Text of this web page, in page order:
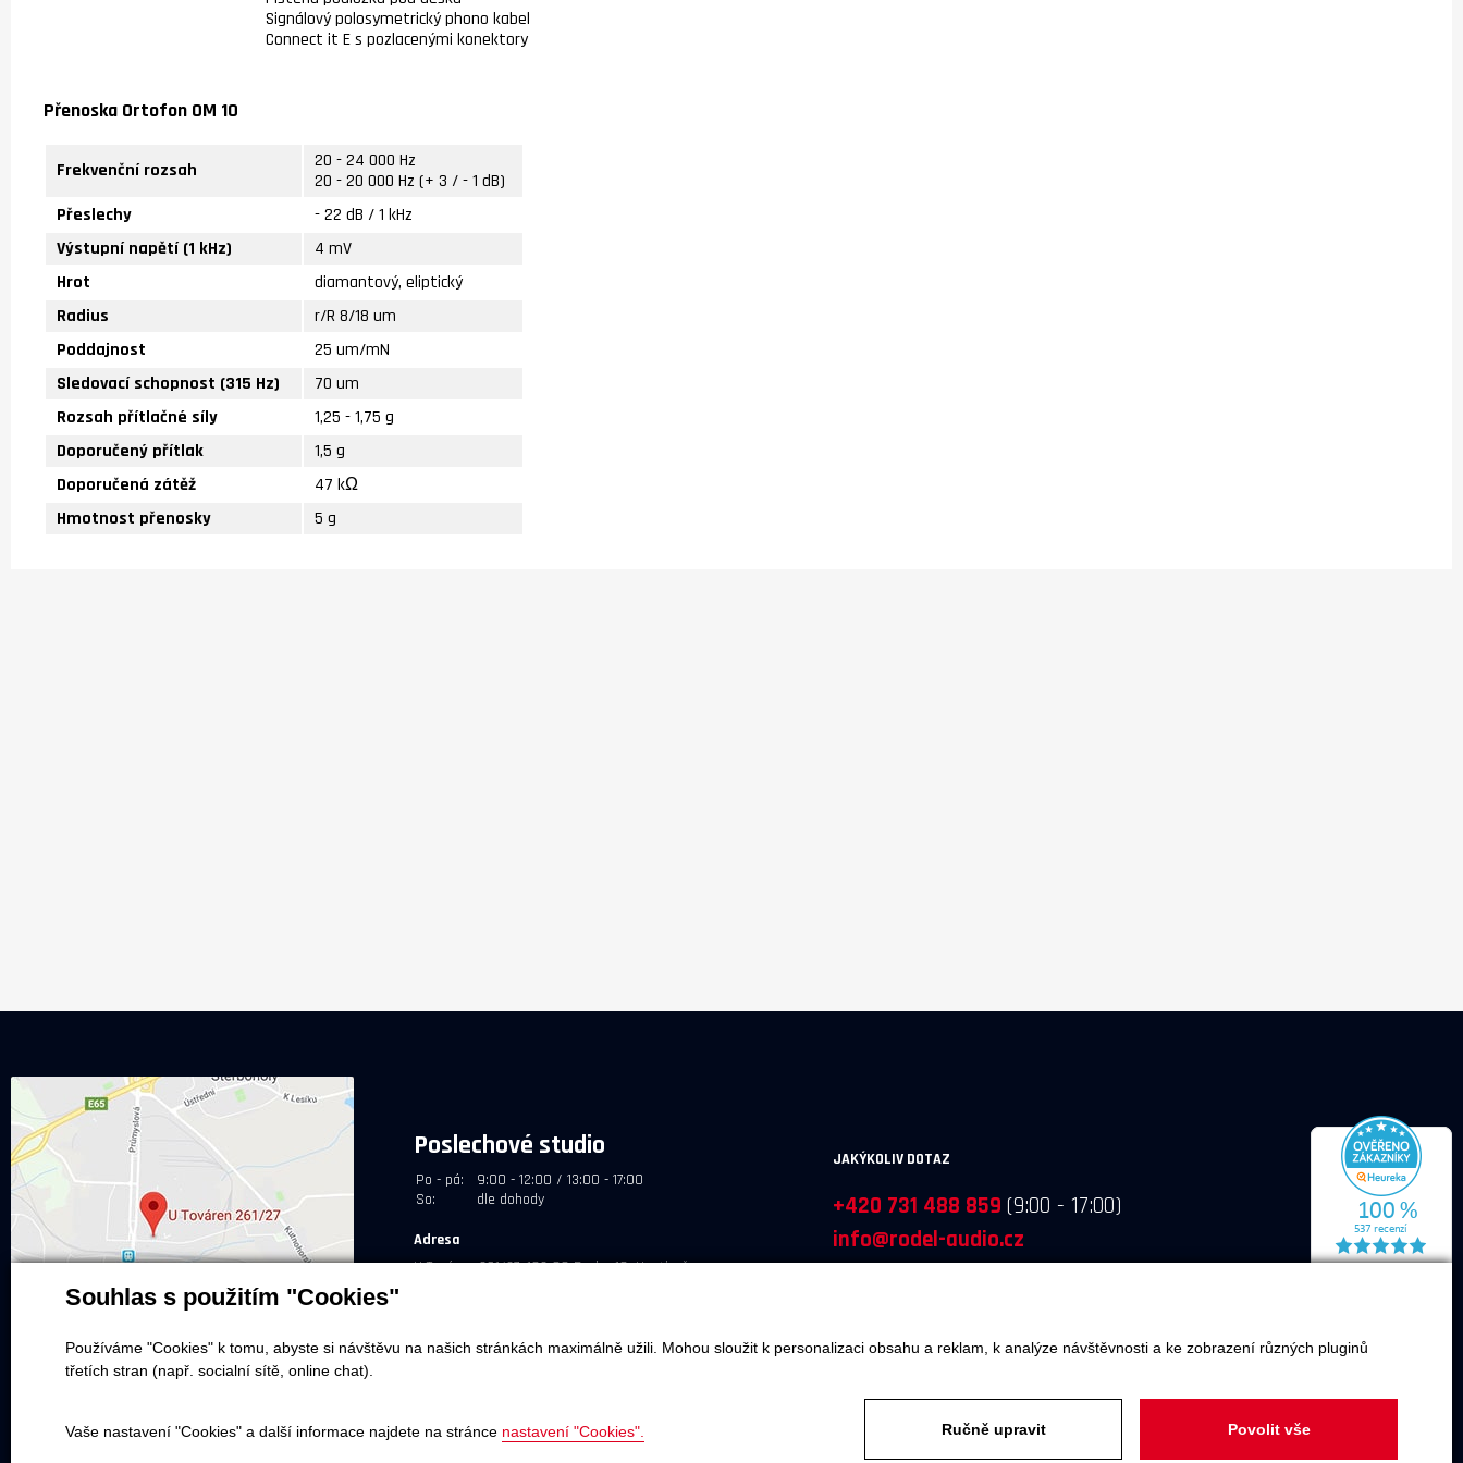
Souhlas s použitím "Cookies"
Používáme "Cookies" k tomu, abyste si návštěvu na našich stránkách maximálně užili. Mohou sloužit k personalizaci obsahu a reklam, k analýze návštěvnosti a ke zobrazení různých pluginů
třetích stran (např. socialní sítě, online chat).
Vaše nastavení "Cookies" a další informace najdete na stránce nastavení "Cookies". Ručně upravit Povolit vše
Signálový polosymetrický phono kabel
Connect it E s pozlacenými konektory
Přenoska Ortofon OM 10
Frekvenční rozsah
20 - 24 000 Hz
20 - 20 000 Hz (+ 3 / - 1 dB)
Přeslechy
- 22 dB / 1 kHz
Výstupní napětí (1 kHz)
4 mV
Hrot
diamantový, eliptický
Radius
r/R 8/18 um
Poddajnost
25 um/mN
Sledovací schopnost (315 Hz)
70 um
Rozsah přítlačné síly
1,25 - 1,75 g
Doporučený přítlak
1,5 g
Doporučená zátěž
47 kΩ
Hmotnost přenosky
5 g
Poslechové studio
Po - pá:
9:00 - 12:00 / 13:00 - 17:00
So:
dle dohody
Adresa
U Továren 261/27, 102 00 Praha 10, Hostivař
JAKÝKOLIV DOTAZ
+420 731 488 859 (9:00 - 17:00)
info@rodel-audio.cz
NEPŘEHLÉDNĚTE NEŽ OBJEDNÁTE